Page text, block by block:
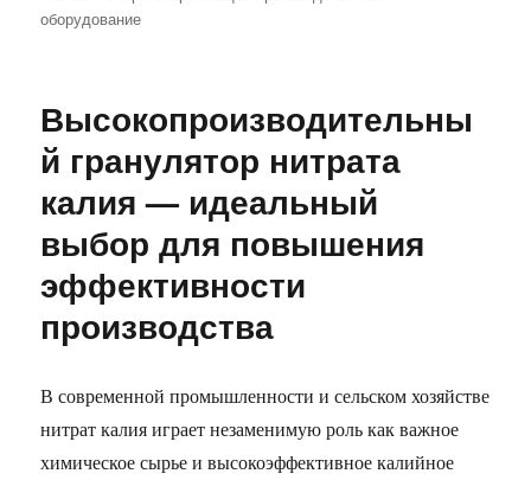
оборудование
Высокопроизводительны
й гранулятор нитрата
калия — идеальный
выбор для повышения
эффективности
производства
В современной промышленности и сельском хозяйстве
нитрат калия играет незаменимую роль как важное
химическое сырье и высокоэффективное калийное